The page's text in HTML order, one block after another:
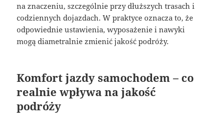
na znaczeniu, szczególnie przy dłuższych trasach i
codziennych dojazdach. W praktyce oznacza to, że
odpowiednie ustawienia, wyposażenie i nawyki
mogą diametralnie zmienić jakość podróży.
Komfort jazdy samochodem – co
realnie wpływa na jakość
podróży